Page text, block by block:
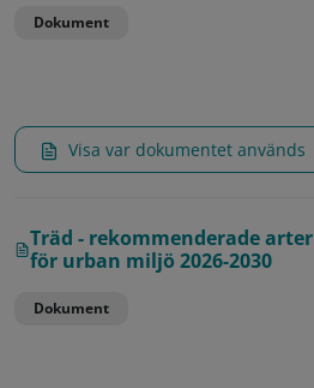
Dokument
Visa var dokumentet används
Träd - rekommenderade arter
för urban miljö 2026-2030
Dokument